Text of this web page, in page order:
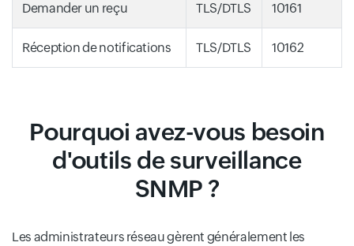
Demander un reçu TLS/DTLS 10161
Réception de notifications TLS/DTLS 10162
Pourquoi avez-vous besoin
d'outils de surveillance
SNMP ?
Les administrateurs réseau gèrent généralement les